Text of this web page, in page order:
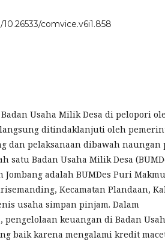
comvice.v6i1.858
Usaha Milik Desa di pelopori
ditindaklanjuti oleh
dan pelaksanaan dibawah
satu Badan Usaha Milik Desa
adalah BUMDes Puri
Kecamatan Plandaan,
usaha simpan pinjam. Dalam
pengelolaan keuangan di Badan
baik karena mengalami kredit